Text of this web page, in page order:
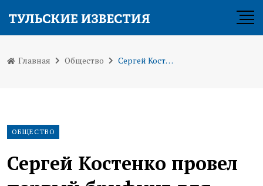
Главная Общество Сергей Костенко провел первый брифинг для СМИ
ОБЩЕСТВО
Сергей Костенко провел